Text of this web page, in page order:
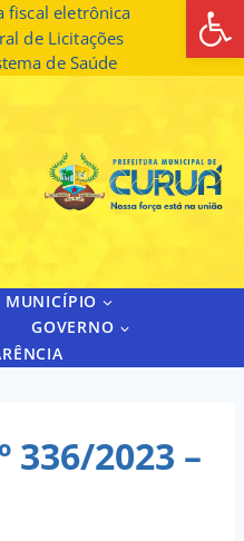
fiscal eletrônica
de Licitações
de Saúde
MUNICÍPIO
GOVERNO
336/2023 –